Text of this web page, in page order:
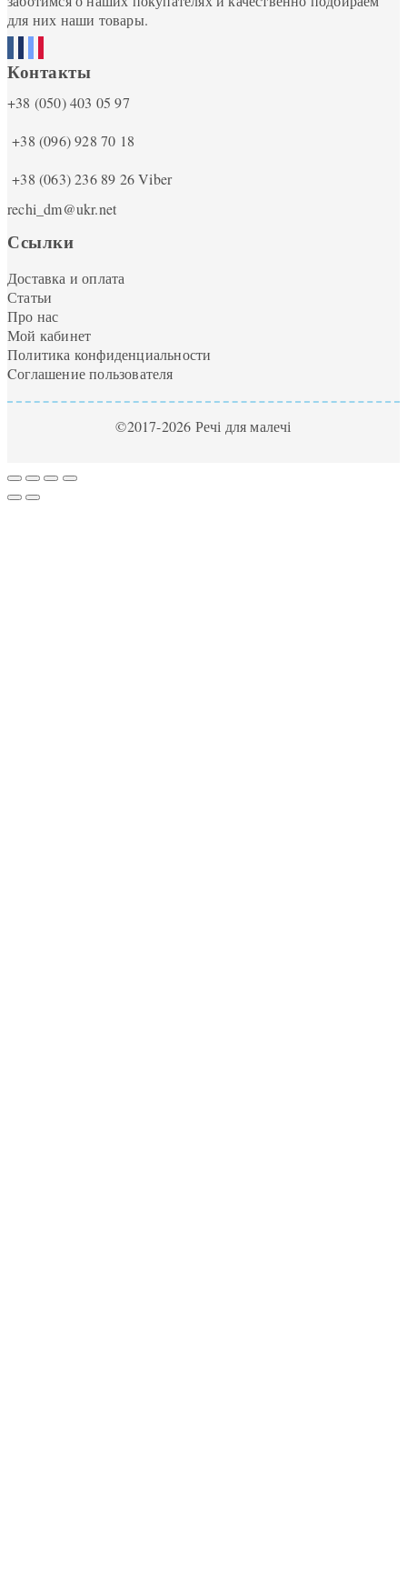
для них наши товары.
Контакты
+38 (050) 403 05 97
+38 (096) 928 70 18
+38 (063) 236 89 26Viber
rechi_dm@ukr.net
Ссылки
Доставка и оплата
Статьи
Про нас
Мой кабинет
Политика конфиденциальности
Cоглашение пользователя
©2017-2026 Речі для малечі